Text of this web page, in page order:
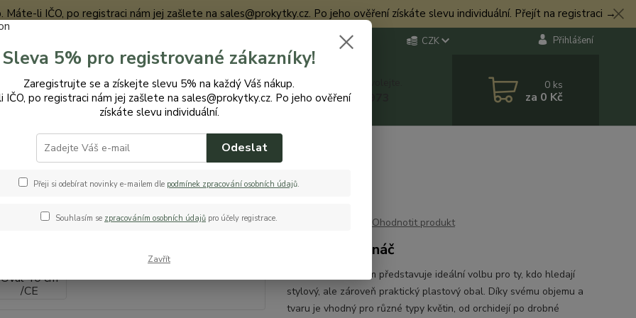
Máte-li IČO, po registraci nám jej zašlete na sales@prokytky.cz. Po jeho ověření získáte slevu individuální. Přejít na registraci →
CZK Přihlášení
Hledat Nevíte si rady? Zavolejte.
+420 774 544 973
0 ks
za 0 Kč
Obaly na květináče Bigplast Oval 40 cm /CE
Oval 40 cm /CE
Ohodnotit produkt
obal na květináč
Bigplast Oval 40 cm představuje ideální volbu pro ty, kdo hledají
stylový, ale zároveň praktický plastový obal. Díky svému objemu a
tvaru je vhodný pro různé typy květin, od orchidejí po drobné
Sleva 5% pro registrované zákazníky!
Zaregistrujte se a získejte slevu 5% na každý Váš nákup.
IČO, po registraci nám jej zašlete na sales@prokytky.cz. Po jeho ověření
získáte slevu individuální.
Odeslat
Přeji si odebírat novinky e-mailem dle podmínek zpracování osobních údajů.
Souhlasím se zpracováním osobních údajů pro účely registrace.
Zavřít